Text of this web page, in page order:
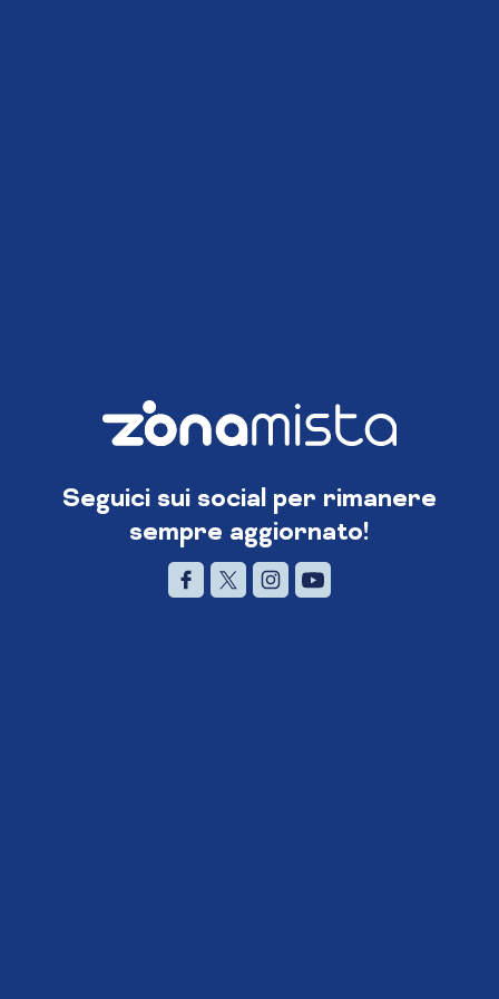
Seguici sui social per rimanere
sempre aggiornato!